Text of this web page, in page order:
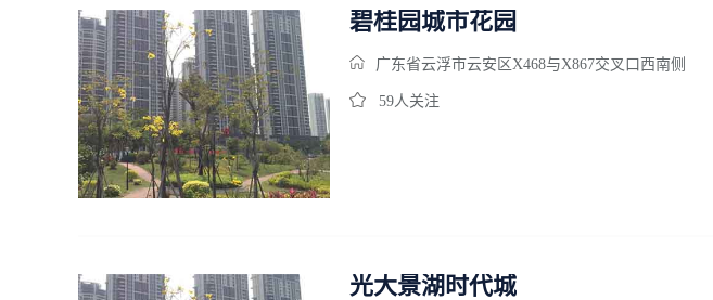
碧桂园城市花园
广东省云浮市云安区X468与X867交叉口西南侧
59人关注
光大景湖时代城